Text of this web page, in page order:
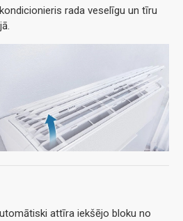
rada veselīgu un tīru
attīra iekšējo bloku no